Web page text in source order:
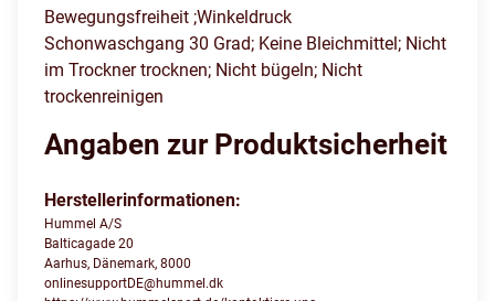
Bewegungsfreiheit ;Winkeldruck
Schonwaschgang 30 Grad; Keine Bleichmittel; Nicht
im Trockner trocknen; Nicht bügeln; Nicht
trockenreinigen
Angaben zur Produktsicherheit
Herstellerinformationen:
Hummel A/S
Balticagade 20
Aarhus, Dänemark, 8000
onlinesupportDE@hummel.dk